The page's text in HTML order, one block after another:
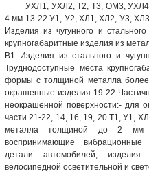
УХЛ1, УХЛ2, Т2, Т3, ОМ3,
4 мм 13-22 У1, У2, ХЛ1, ХЛ2, У3,
Изделия из чугунного и
крупногабаритные изделия из
В1 Изделия из стального и
Труднодоступные места
формы с толщиной металла
окрашенные изделия 19-22
неокрашенной поверхности:- для
части 21-22, 14, 16, 19, 20 Т1, У1,
металла толщиной до 2 мм
воспринимающие вибрационные
детали автомобилей, изделия
велосипедной осветительной и